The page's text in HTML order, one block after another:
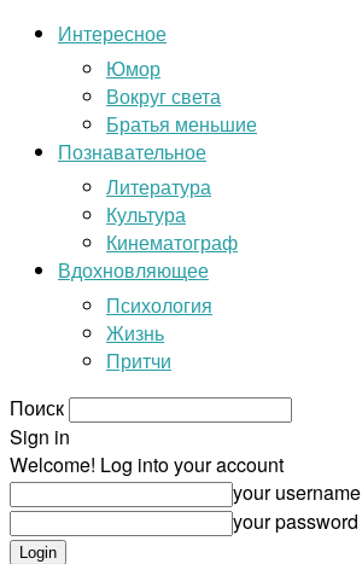
Интересное
Юмор
Вокруг света
Братья меньшие
Познавательное
Литература
Культура
Кинематограф
Вдохновляющее
Психология
Жизнь
Притчи
Поиск
Sign in
Welcome! Log into your account
your username
your password